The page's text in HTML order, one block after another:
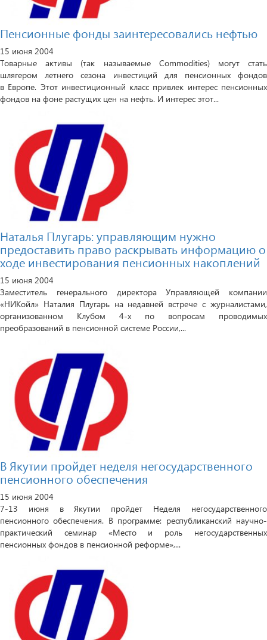
Пенсионные фонды заинтересовались нефтью
15 июня 2004
Товарные активы (так называемые Commodities) могут стать
шлягером летнего сезона инвестиций для пенсионных фондов
в Европе. Этот инвестиционный класс привлек интерес пенсионных
фондов на фоне растущих цен на нефть. И интерес этот...
Наталья Плугарь: управляющим нужно
предоставить право раскрывать информацию о
ходе инвестирования пенсионных накоплений
15 июня 2004
Заместитель генерального директора Управляющей компании
«НИКойл» Наталия Плугарь на недавней встрече с журналистами,
организованном Клубом 4-х по вопросам проводимых
преобразований в пенсионной системе России,...
В Якутии пройдет неделя негосударственного
пенсионного обеспечения
15 июня 2004
7-13 июня в Якутии пройдет Неделя негосударственного
пенсионного обеспечения. В программе: республиканский научно-
практический семинар «Место и роль негосударственных
пенсионных фондов в пенсионной реформе»,...